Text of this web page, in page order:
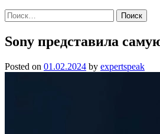
Найти:
Sony представила
Posted on 01.02.2024 by expertspeak